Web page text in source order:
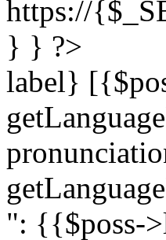
https://
} } ?>
label}
": {{$poss-